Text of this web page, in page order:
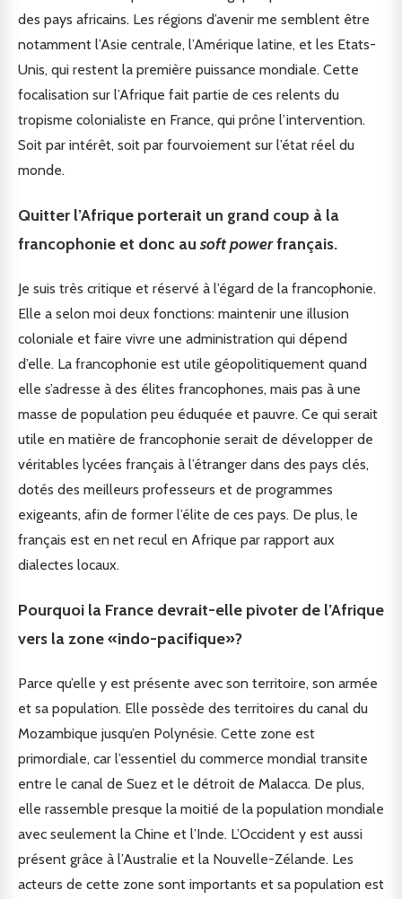
des pays africains. Les régions d’avenir me semblent être
notamment l’Asie centrale, l’Amérique latine, et les Etats-
Unis, qui restent la première puissance mondiale. Cette
focalisation sur l’Afrique fait partie de ces relents du
tropisme colonialiste en France, qui prône l’intervention.
Soit par intérêt, soit par fourvoiement sur l’état réel du
monde.
Quitter l’Afrique porterait un grand coup à la
francophonie et donc au soft powerfrançais.
Je suis très critique et réservé à l’égard de la francophonie.
Elle a selon moi deux fonctions: maintenir une illusion
coloniale et faire vivre une administration qui dépend
d’elle. La francophonie est utile géopolitiquement quand
elle s’adresse à des élites francophones, mais pas à une
masse de population peu éduquée et pauvre. Ce qui serait
utile en matière de francophonie serait de développer de
véritables lycées français à l’étranger dans des pays clés,
dotés des meilleurs professeurs et de programmes
exigeants, afin de former l’élite de ces pays. De plus, le
français est en net recul en Afrique par rapport aux
dialectes locaux.
Pourquoi la France devrait-elle pivoter de l’Afrique
vers la zone «indo-pacifique»?
Parce qu’elle y est présente avec son territoire, son armée
et sa population. Elle possède des territoires du canal du
Mozambique jusqu’en Polynésie. Cette zone est
primordiale, car l’essentiel du commerce mondial transite
entre le canal de Suez et le détroit de Malacca. De plus,
elle rassemble presque la moitié de la population mondiale
avec seulement la Chine et l’Inde. L’Occident y est aussi
présent grâce à l’Australie et la Nouvelle-Zélande. Les
acteurs de cette zone sont importants et sa population est